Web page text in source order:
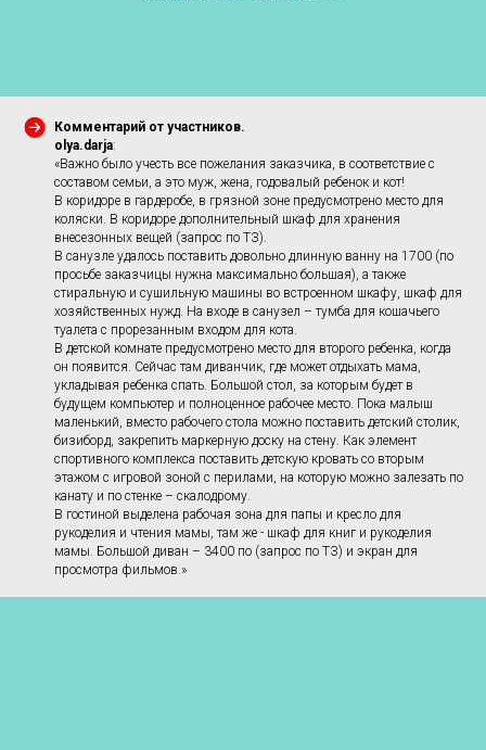
Комментарий от участников.
olya.darja:
«Важно было учесть все пожелания заказчика, в соответствие с
составом семьи, а это муж, жена, годовалый ребенок и кот!
В коридоре в гардеробе, в грязной зоне предусмотрено место для
коляски. В коридоре дополнительный шкаф для хранения
внесезонных вещей (запрос по ТЗ).
В санузле удалось поставить довольно длинную ванну на 1700 (по
просьбе заказчицы нужна максимально большая), а также
стиральную и сушильную машины во встроенном шкафу, шкаф для
хозяйственных нужд. На входе в санузел – тумба для кошачьего
туалета с прорезанным входом для кота.
В детской комнате предусмотрено место для второго ребенка, когда
он появится. Сейчас там диванчик, где может отдыхать мама,
укладывая ребенка спать. Большой стол, за которым будет в
будущем компьютер и полноценное рабочее место. Пока малыш
маленький, вместо рабочего стола можно поставить детский столик,
бизиборд, закрепить маркерную доску на стену. Как элемент
спортивного комплекса поставить детскую кровать со вторым
этажом с игровой зоной с перилами, на которую можно залезать по
канату и по стенке – скалодрому.
В гостиной выделена рабочая зона для папы и кресло для
рукоделия и чтения мамы, там же - шкаф для книг и рукоделия
мамы. Большой диван – 3400 по (запрос по ТЗ) и экран для
просмотра фильмов.»